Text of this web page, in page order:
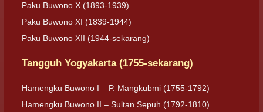
Paku Buwono X (1893-1939)
Paku Buwono XI (1839-1944)
Paku Buwono XII (1944-sekarang)
Tangguh Yogyakarta (1755-sekarang)
Hamengku Buwono I – P. Mangkubmi (1755-1792)
Hamengku Buwono II – Sultan Sepuh (1792-1810)